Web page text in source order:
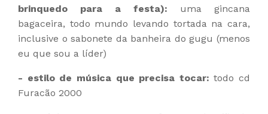
brinquedo para a festa): uma gincana
bagaceira, todo mundo levando tortada na cara,
inclusive o sabonete da banheira do gugu (menos
eu que sou a líder)
- estilo de música que precisa tocar: todo cd
Furacão 2000